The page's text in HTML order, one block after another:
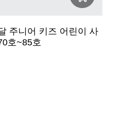
주니어 키즈 어린이 사
호~85호